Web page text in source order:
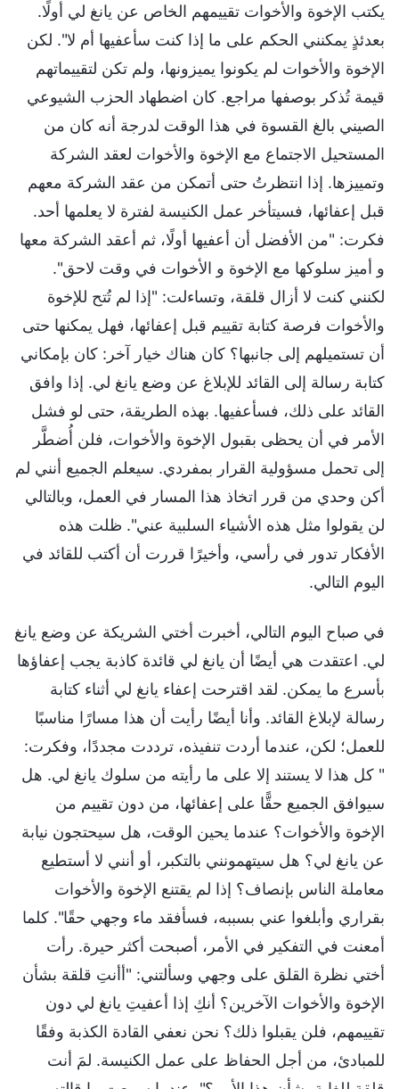
يكتب الإخوة والأخوات تقييمهم الخاص عن يانغ لي أولًا.
بعدئذٍ يمكنني الحكم على ما إذا كنت سأعفيها أم لا". لكن
الإخوة والأخوات لم يكونوا يميزونها، ولم تكن لتقييماتهم
قيمة تُذكر بوصفها مراجع. كان اضطهاد الحزب الشيوعي
الصيني بالغ القسوة في هذا الوقت لدرجة أنه كان من
المستحيل الاجتماع مع الإخوة والأخوات لعقد الشركة
وتمييزها. إذا انتظرتُ حتى أتمكن من عقد الشركة معهم
قبل إعفائها، فسيتأخر عمل الكنيسة لفترة لا يعلمها أحد.
فكرت: "من الأفضل أن أعفيها أولًا، ثم أعقد الشركة معها
و أميز سلوكها مع الإخوة و الأخوات في وقت لاحق".
لكنني كنت لا أزال قلقة، وتساءلت: "إذا لم تُتح للإخوة
والأخوات فرصة كتابة تقييم قبل إعفائها، فهل يمكنها حتى
أن تستميلهم إلى جانبها؟ كان هناك خيار آخر: كان بإمكاني
كتابة رسالة إلى القائد للإبلاغ عن وضع يانغ لي. إذا وافق
القائد على ذلك، فسأعفيها. بهذه الطريقة، حتى لو فشل
الأمر في أن يحظى بقبول الإخوة والأخوات، فلن أُضطَّر
إلى تحمل مسؤولية القرار بمفردي. سيعلم الجميع أنني لم
أكن وحدي من قرر اتخاذ هذا المسار في العمل، وبالتالي
لن يقولوا مثل هذه الأشياء السلبية عني". ظلت هذه
الأفكار تدور في رأسي، وأخيرًا قررت أن أكتب للقائد في
اليوم التالي.
في صباح اليوم التالي، أخبرت أختي الشريكة عن وضع يانغ
لي. اعتقدت هي أيضًا أن يانغ لي قائدة كاذبة يجب إعفاؤها
بأسرع ما يمكن. لقد اقترحت إعفاء يانغ لي أثناء كتابة
رسالة لإبلاغ القائد. وأنا أيضًا رأيت أن هذا مسارًا مناسبًا
للعمل؛ لكن، عندما أردت تنفيذه، ترددت مجددًا، وفكرت:
" كل هذا لا يستند إلا على ما رأيته من سلوك يانغ لي. هل
سيوافق الجميع حقًّا على إعفائها، من دون تقييم من
الإخوة والأخوات؟ عندما يحين الوقت، هل سيحتجون نيابة
عن يانغ لي؟ هل سيتهمونني بالتكبر، أو أنني لا أستطيع
معاملة الناس بإنصاف؟ إذا لم يقتنع الإخوة والأخوات
بقراري وأبلغوا عني بسببه، فسأفقد ماء وجهي حقًا". كلما
أمعنت في التفكير في الأمر، أصبحت أكثر حيرة. رأت
أختي نظرة القلق على وجهي وسألتني: "أأنتِ قلقة بشأن
الإخوة والأخوات الآخرين؟ أنكِ إذا أعفيتِ يانغ لي دون
تقييمهم، فلن يقبلوا ذلك؟ نحن نعفي القادة الكذبة وفقًا
للمبادئ، من أجل الحفاظ على عمل الكنيسة. لمَ أنت